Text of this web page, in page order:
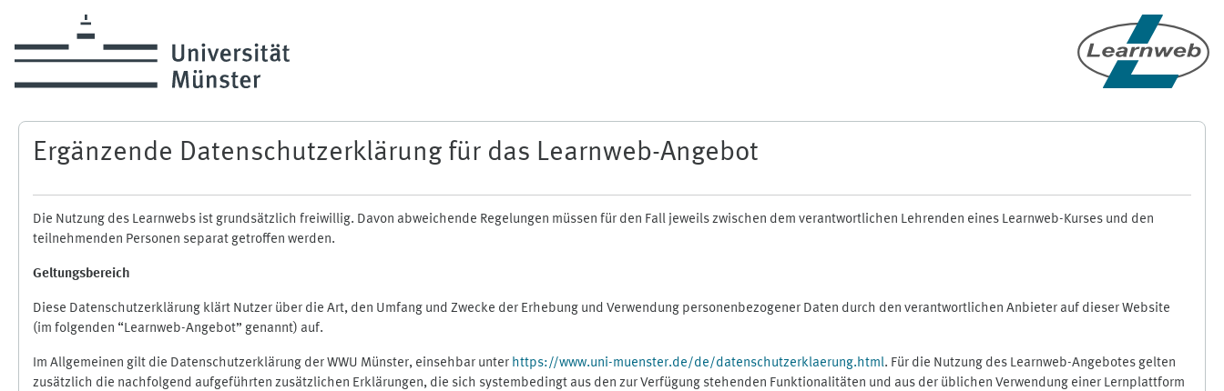
Ergänzende Datenschutzerklärung für das Learnweb-Angebot
Die Nutzung des Learnwebs ist grundsätzlich freiwillig. Davon abweichende Regelungen müssen für den Fall jeweils zwischen dem verantwortlichen Lehrenden eines Learnweb-Kurses und den
teilnehmenden Personen separat getroffen werden.
Geltungsbereich
Diese Datenschutzerklärung klärt Nutzer über die Art, den Umfang und Zwecke der Erhebung und Verwendung personenbezogener Daten durch den verantwortlichen Anbieter auf dieser Website
(im folgenden “Learnweb-Angebot” genannt) auf.
Im Allgemeinen gilt die Datenschutzerklärung der WWU Münster, einsehbar unter https://www.uni-muenster.de/de/datenschutzerklaerung.html. Für die Nutzung des Learnweb-Angebotes gelten
zusätzlich die nachfolgend aufgeführten zusätzlichen Erklärungen, die sich systembedingt aus den zur Verfügung stehenden Funktionalitäten und aus der üblichen Verwendung einer Lernplattform